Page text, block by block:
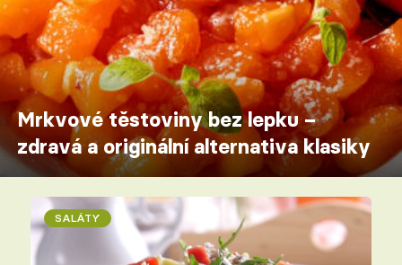
Mrkvové těstoviny bez lepku –
zdravá a originální alternativa klasiky
SALÁTY